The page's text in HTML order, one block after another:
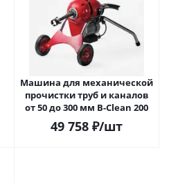
Машина для механической
прочистки труб и каналов
от 50 до 300 мм B-Clean 200
49 758 ₽/шт